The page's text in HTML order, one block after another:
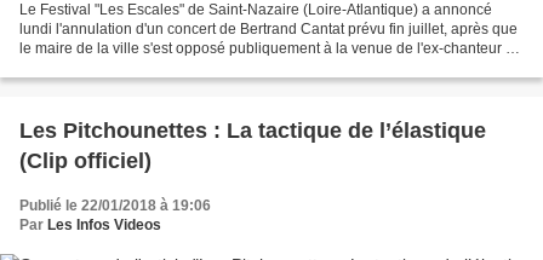
Le Festival "Les Escales" de Saint-Nazaire (Loire-Atlantique) a annoncé
lundi l'annulation d'un concert de Bertrand Cantat prévu fin juillet, après que
le maire de la ville s'est opposé publiquement à la venue de l'ex-chanteur de
Les Pitchounettes : La tactique de l’élastique
(Clip officiel)
Publié le 22/01/2018 à 19:06
Par Les Infos Videos